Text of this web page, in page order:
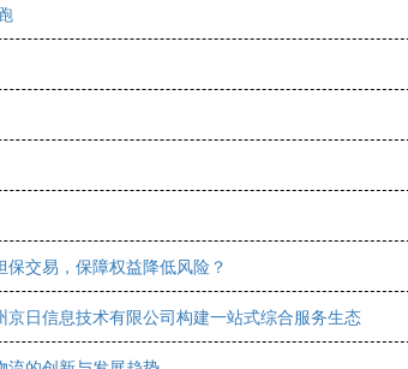
交易，保障权益降低风险？
京日信息技术有限公司构建一站式综合服务生态